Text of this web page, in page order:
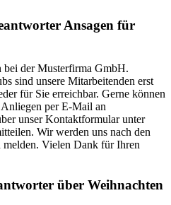
Ansagen für
der Musterfirma GmbH.
sind unsere Mitarbeitenden erst
für Sie erreichbar. Gerne können
per E-Mail an
unser Kontaktformular unter
Wir werden uns nach den
melden. Vielen Dank für Ihren
über Weihnachten